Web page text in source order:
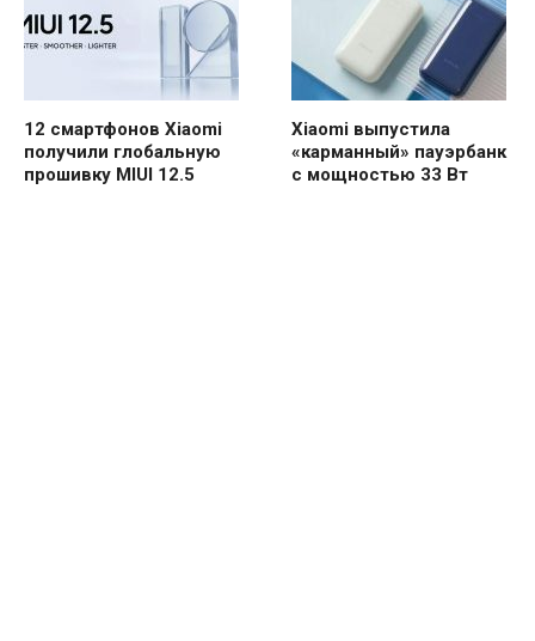
12 смартфонов Xiaomi
получили глобальную
прошивку MIUI 12.5
Xiaomi выпустила
«карманный» пауэрбанк
с мощностью 33 Вт